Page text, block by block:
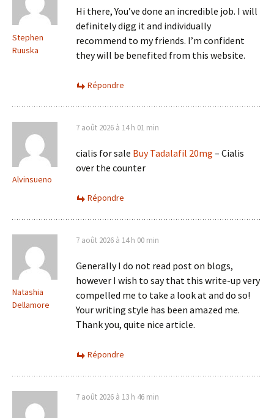
Stephen
Ruuska
Hi there, You’ve done an incredible job. I will
definitely digg it and individually
recommend to my friends. I’m confident
they will be benefited from this website.
Répondre
Alvinsueno
7 août 2026 à 14 h 01 min
cialis for sale Buy Tadalafil 20mg – Cialis
over the counter
Répondre
Natashia
Dellamore
7 août 2026 à 14 h 00 min
Generally I do not read post on blogs,
however I wish to say that this write-up very
compelled me to take a look at and do so!
Your writing style has been amazed me.
Thank you, quite nice article.
Répondre
7 août 2026 à 13 h 46 min